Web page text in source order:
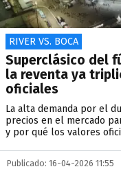
RIVER VS. BOCA
Superclásico del
la reventa ya
oficiales
La alta demanda por el
precios en el mercado
y por qué los valores
Publicado: 16-04-2026 11:55